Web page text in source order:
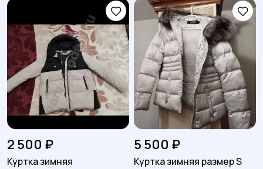
2 500 ₽
Куртка зимняя
5 500 ₽
Куртка зимняя размер S